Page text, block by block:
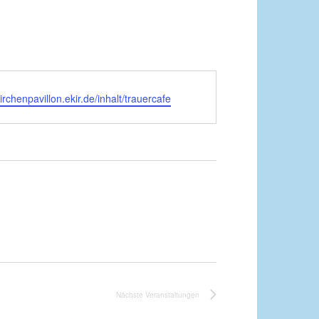
inhalt/trauercafe
Nächste Veranstaltungen